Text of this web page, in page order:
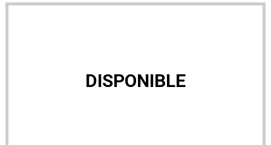
DISPONIBLE